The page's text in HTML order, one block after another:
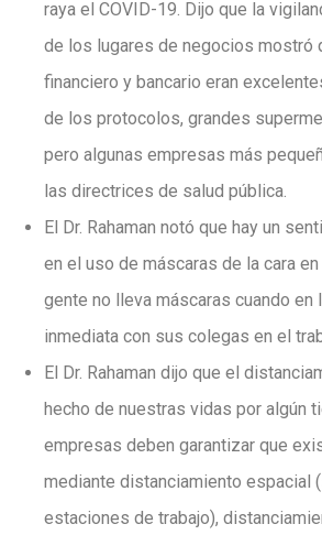
raya el COVID-19. Dijo que la
de los lugares de negocios mostró
financiero y bancario eran
de los protocolos, grandes
pero algunas empresas más
las directrices de salud pública.
El Dr. Rahaman notó que hay un
en el uso de máscaras de la cara
gente no lleva máscaras cuando en
inmediata con sus colegas en el
El Dr. Rahaman dijo que el
hecho de nuestras vidas por algún
empresas deben garantizar que
mediante distanciamiento espacial
estaciones de trabajo),